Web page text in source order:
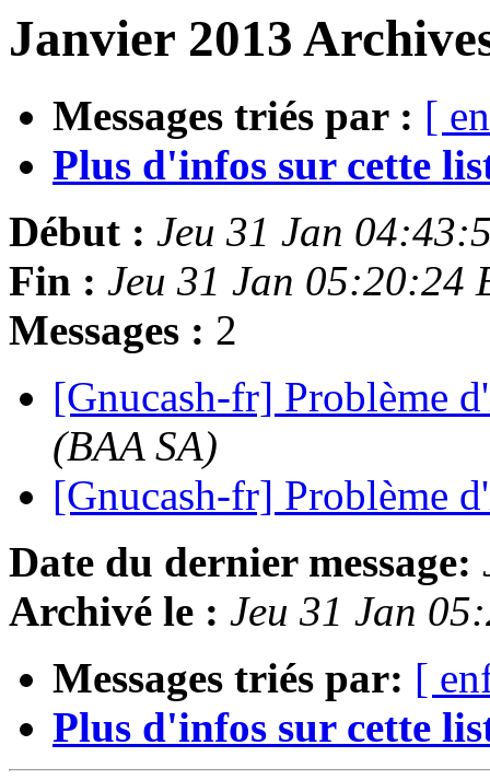
Janvier 2013
Messages triés par : [
Plus d'infos sur cette
Début : Jeu 31 Jan
Fin : Jeu 31 Jan 05:20:24
Messages : 2
[Gnucash-fr] Problème
(BAA SA)
[Gnucash-fr] Problème
Date du dernier message:
Archivé le : Jeu 31 Jan
Messages triés par: [
Plus d'infos sur cette